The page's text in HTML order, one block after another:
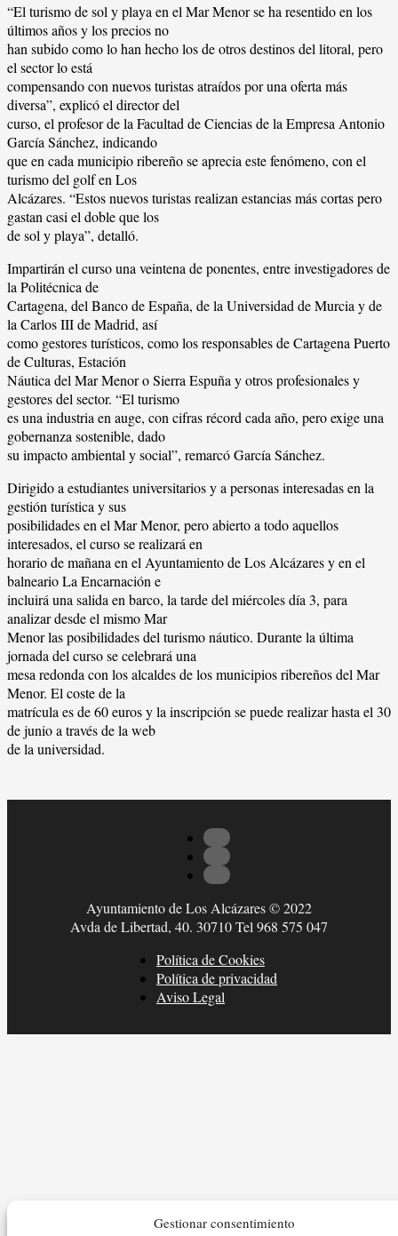
Gestionar consentimiento
“El turismo de sol y playa en el Mar Menor se ha resentido en los
últimos años y los precios no
han subido como lo han hecho los de otros destinos del litoral, pero
el sector lo está
compensando con nuevos turistas atraídos por una oferta más
diversa”, explicó el director del
curso, el profesor de la Facultad de Ciencias de la Empresa Antonio
García Sánchez, indicando
que en cada municipio ribereño se aprecia este fenómeno, con el
turismo del golf en Los
Alcázares. “Estos nuevos turistas realizan estancias más cortas pero
gastan casi el doble que los
de sol y playa”, detalló.
Impartirán el curso una veintena de ponentes, entre investigadores de
la Politécnica de
Cartagena, del Banco de España, de la Universidad de Murcia y de
la Carlos III de Madrid, así
como gestores turísticos, como los responsables de Cartagena Puerto
de Culturas, Estación
Náutica del Mar Menor o Sierra Espuña y otros profesionales y
gestores del sector. “El turismo
es una industria en auge, con cifras récord cada año, pero exige una
gobernanza sostenible, dado
su impacto ambiental y social”, remarcó García Sánchez.
Dirigido a estudiantes universitarios y a personas interesadas en la
gestión turística y sus
posibilidades en el Mar Menor, pero abierto a todo aquellos
interesados, el curso se realizará en
horario de mañana en el Ayuntamiento de Los Alcázares y en el
balneario La Encarnación e
incluirá una salida en barco, la tarde del miércoles día 3, para
analizar desde el mismo Mar
Menor las posibilidades del turismo náutico. Durante la última
jornada del curso se celebrará una
mesa redonda con los alcaldes de los municipios ribereños del Mar
Menor. El coste de la
matrícula es de 60 euros y la inscripción se puede realizar hasta el 30
de junio a través de la web
de la universidad.
Ayuntamiento de Los Alcázares © 2022
Avda de Libertad, 40. 30710 Tel 968 575 047
Política de Cookies
Política de privacidad
Aviso Legal